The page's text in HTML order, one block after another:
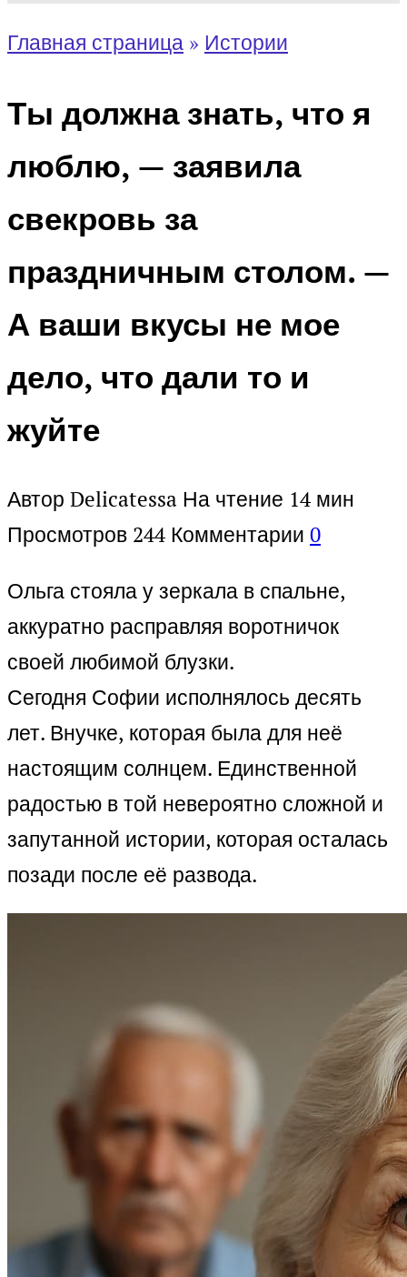
Главная страница » Истории
Ты должна знать, что я
люблю, — заявила
свекровь за
праздничным столом. —
А ваши вкусы не мое
дело, что дали то и
жуйте
Автор Delicatessa На чтение 14 мин
Просмотров 244 Комментарии 0
Ольга стояла у зеркала в спальне,
аккуратно расправляя воротничок
своей любимой блузки.
Сегодня Софии исполнялось десять
лет. Внучке, которая была для неё
настоящим солнцем. Единственной
радостью в той невероятно сложной и
запутанной истории, которая осталась
позади после её развода.